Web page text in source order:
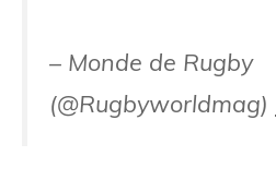
– Monde de Rugby
(@Rugbyworldmag)